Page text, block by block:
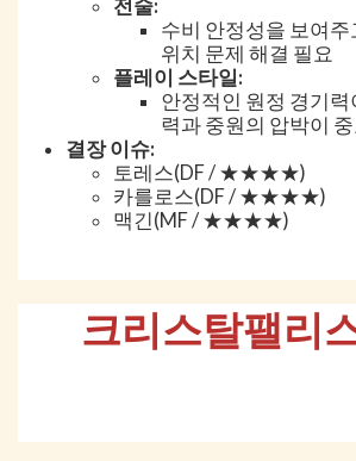
전술:
수비 안정성을 보여주
위치 문제 해결 필요
플레이 스타일:
안정적인 원정 경기력
력과 중원의 압박이
결장 이슈:
토레스(DF / ★★★★)
카를로스(DF / ★★★★)
맥긴(MF / ★★★★)
크리스탈팰리